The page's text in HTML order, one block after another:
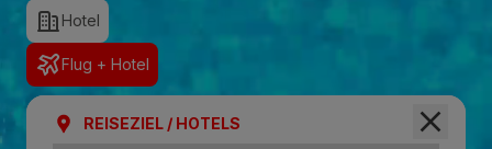
Hotel
Flug + Hotel
REISEZIEL / HOTELS